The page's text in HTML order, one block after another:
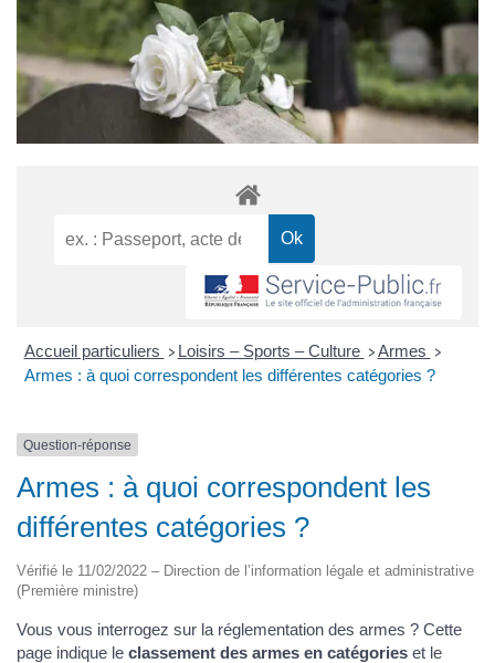
Accueil particuliers > Loisirs – Sports – Culture > Armes >
Armes : à quoi correspondent les différentes catégories ?
Question-réponse
Armes : à quoi correspondent les
différentes catégories ?
Vérifié le 11/02/2022 – Direction de l’information légale et administrative
(Première ministre)
Vous vous interrogez sur la réglementation des armes ? Cette
page indique le classement des armes en catégories et le